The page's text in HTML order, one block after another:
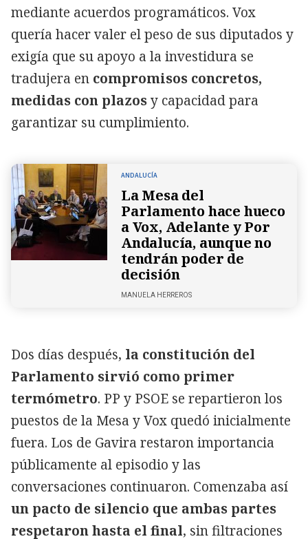
mediante acuerdos programáticos. Vox
quería hacer valer el peso de sus diputados y
exigía que su apoyo a la investidura se
tradujera en compromisos concretos,
medidas con plazosy capacidad para
garantizar su cumplimiento.
ANDALUCÍA
La Mesa del
Parlamento hace hueco
a Vox, Adelante y Por
Andalucía, aunque no
tendrán poder de
decisión
MANUELA HERREROS
Dos días después, la constitución del
Parlamento sirvió como primer
termómetro. PP y PSOE se repartieron los
puestos de la Mesa y Vox quedó inicialmente
fuera. Los de Gavira restaron importancia
públicamente al episodio y las
conversaciones continuaron. Comenzaba así
un pacto de silencio que ambas partes
respetaron hasta el final, sin filtraciones